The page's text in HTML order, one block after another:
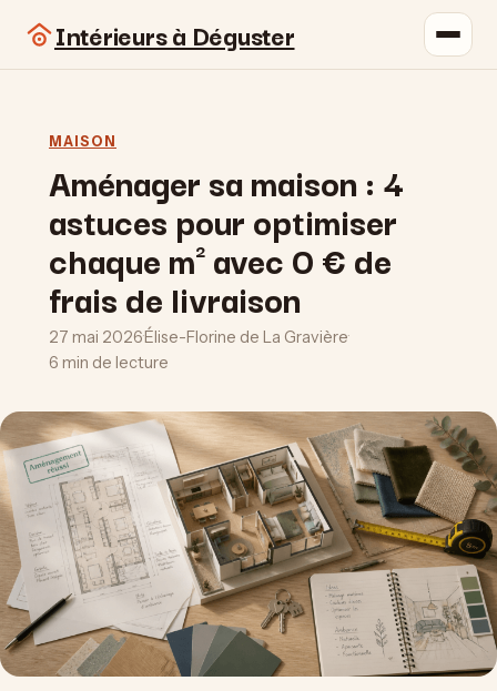
Intérieurs à Déguster
MAISON
Aménager sa maison : 4
astuces pour optimiser
chaque m² avec 0 € de
frais de livraison
27 mai 2026·Élise-Florine de La Gravière·
6 min de lecture